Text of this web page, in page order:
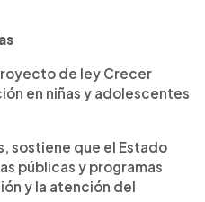
de ley Crecer
en niñas y adolescentes
sostiene que el Estado
públicas y programas
y la atención del